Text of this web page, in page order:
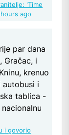
'Time
ago
par dana
Gračac, i
krenuo
autobusi i
tablica -
i govorio